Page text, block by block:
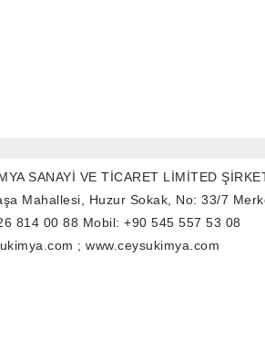
SANAYİ VE TİCARET LİMİTED
Mahallesi, Huzur Sokak, No: 33/7
814 00 88 Mobil: +90 545 557 53 08
; www.ceysukimya.com